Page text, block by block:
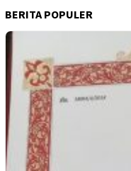
BERITA POPULER